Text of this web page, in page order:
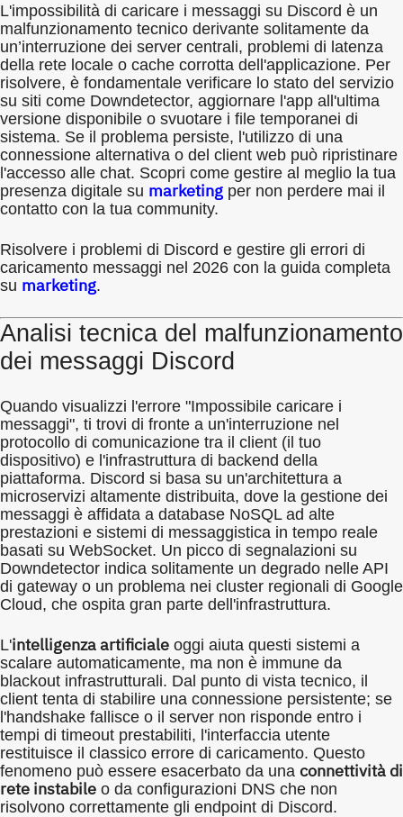
L'impossibilità di caricare i messaggi su Discord è un
malfunzionamento tecnico derivante solitamente da
un’interruzione dei server centrali, problemi di latenza
della rete locale o cache corrotta dell'applicazione. Per
risolvere, è fondamentale verificare lo stato del servizio
su siti come Downdetector, aggiornare l'app all'ultima
versione disponibile o svuotare i file temporanei di
sistema. Se il problema persiste, l'utilizzo di una
connessione alternativa o del client web può ripristinare
l'accesso alle chat. Scopri come gestire al meglio la tua
presenza digitale su marketing per non perdere mai il
contatto con la tua community.
Risolvere i problemi di Discord e gestire gli errori di
caricamento messaggi nel 2026 con la guida completa
su marketing.
Analisi tecnica del malfunzionamento
dei messaggi Discord
Quando visualizzi l'errore "Impossibile caricare i
messaggi", ti trovi di fronte a un'interruzione nel
protocollo di comunicazione tra il client (il tuo
dispositivo) e l'infrastruttura di backend della
piattaforma. Discord si basa su un'architettura a
microservizi altamente distribuita, dove la gestione dei
messaggi è affidata a database NoSQL ad alte
prestazioni e sistemi di messaggistica in tempo reale
basati su WebSocket. Un picco di segnalazioni su
Downdetector indica solitamente un degrado nelle API
di gateway o un problema nei cluster regionali di Google
Cloud, che ospita gran parte dell'infrastruttura.
L'intelligenza artificiale oggi aiuta questi sistemi a
scalare automaticamente, ma non è immune da
blackout infrastrutturali. Dal punto di vista tecnico, il
client tenta di stabilire una connessione persistente; se
l'handshake fallisce o il server non risponde entro i
tempi di timeout prestabiliti, l'interfaccia utente
restituisce il classico errore di caricamento. Questo
fenomeno può essere esacerbato da una connettività di
rete instabile o da configurazioni DNS che non
risolvono correttamente gli endpoint di Discord.